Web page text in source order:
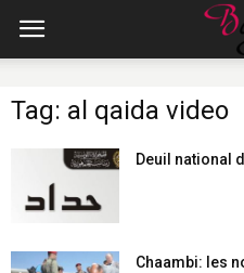
Tag: al qaida video
Deuil national
Chaambi: les